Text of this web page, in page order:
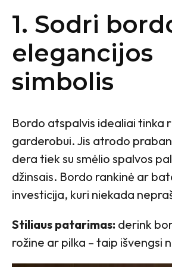
1. Sodri
elegancijos
simbolis
Bordo atspalvis idealiai tinka
garderobui. Jis atrodo
dera tiek su smėlio spalvos
džinsais. Bordo rankinė ar
investicija, kuri niekada
Stiliaus patarimas: derink
rožine ar pilka – taip išvengsi